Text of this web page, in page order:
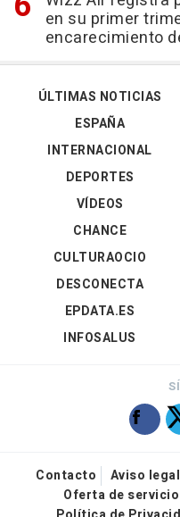
en su primer
encarecimiento
ÚLTIMAS NOTICIAS
ESPAÑA
INTERNACIONAL
DEPORTES
VÍDEOS
CHANCE
CULTURAOCIO
DESCONECTA
EPDATA.ES
INFOSALUS
Contacto Aviso legal
Oferta de